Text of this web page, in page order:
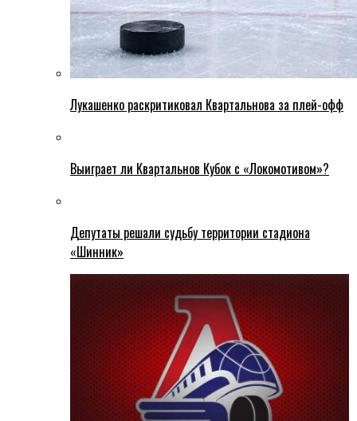
Лукашенко раскритиковал Квартальнова за плей-офф
Выиграет ли Квартальнов Кубок с «Локомотивом»?
Депутаты решали судьбу территории стадиона
«Шинник»